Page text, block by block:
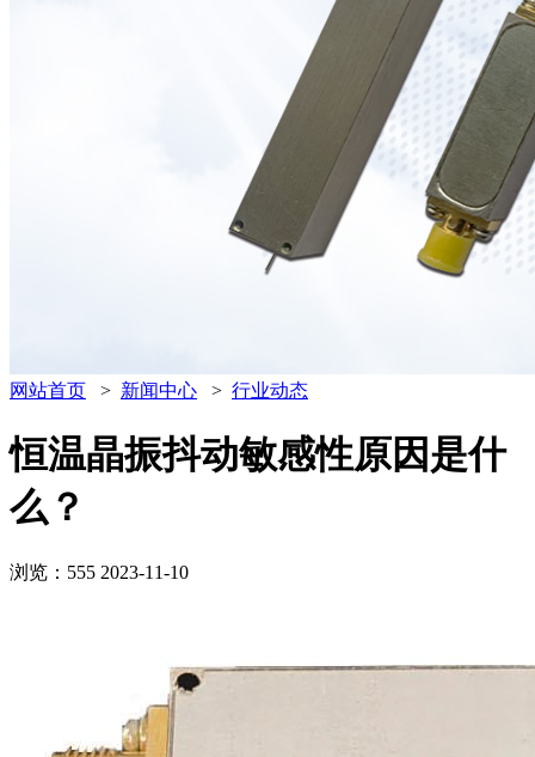
网站首页 > 新闻中心 > 行业动态
恒温晶振抖动敏感性原因是什
么？
浏览：555 2023-11-10